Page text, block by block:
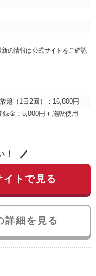
の情報は公式サイトをご確認
題（1日2回）：16,800円
録金：5,000円＋施設使用
！
イトで見る
詳細を見る